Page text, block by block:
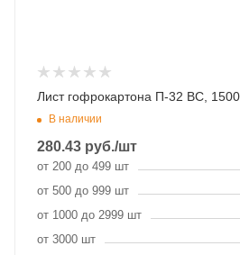
Лист гофрокартона П-32 BC,
В наличии
280.43 руб./шт
от 200 до 499 шт
от 500 до 999 шт
от 1000 до 2999 шт
от 3000 шт